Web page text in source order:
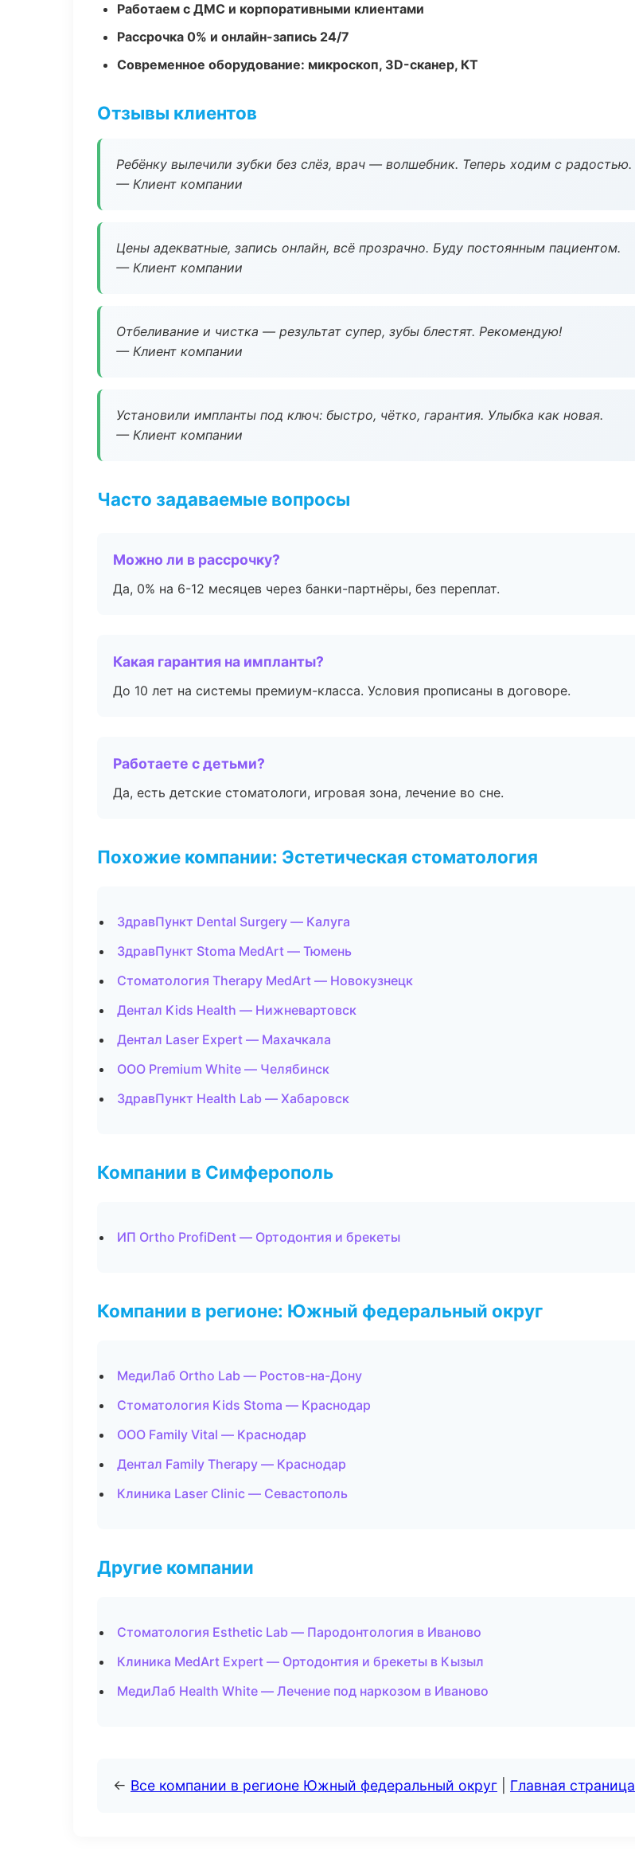
Работаем с ДМС и корпоративными клиентами
Рассрочка 0% и онлайн-запись 24/7
Современное оборудование: микроскоп, 3D-сканер, КТ
Отзывы клиентов
Ребёнку вылечили зубки без слёз, врач — волшебник. Теперь ходим с радостью.
— Клиент компании
Цены адекватные, запись онлайн, всё прозрачно. Буду постоянным пациентом.
— Клиент компании
Отбеливание и чистка — результат супер, зубы блестят. Рекомендую!
— Клиент компании
Установили импланты под ключ: быстро, чётко, гарантия. Улыбка как новая.
— Клиент компании
Часто задаваемые вопросы
Можно ли в рассрочку?
Да, 0% на 6-12 месяцев через банки-партнёры, без переплат.
Какая гарантия на импланты?
До 10 лет на системы премиум-класса. Условия прописаны в договоре.
Работаете с детьми?
Да, есть детские стоматологи, игровая зона, лечение во сне.
Похожие компании: Эстетическая стоматология
ЗдравПункт Dental Surgery — Калуга
ЗдравПункт Stoma MedArt — Тюмень
Стоматология Therapy MedArt — Новокузнецк
Дентал Kids Health — Нижневартовск
Дентал Laser Expert — Махачкала
ООО Premium White — Челябинск
ЗдравПункт Health Lab — Хабаровск
Компании в Симферополь
ИП Ortho ProfiDent — Ортодонтия и брекеты
Компании в регионе: Южный федеральный округ
МедиЛаб Ortho Lab — Ростов-на-Дону
Стоматология Kids Stoma — Краснодар
ООО Family Vital — Краснодар
Дентал Family Therapy — Краснодар
Клиника Laser Clinic — Севастополь
Другие компании
Стоматология Esthetic Lab — Пародонтология в Иваново
Клиника MedArt Expert — Ортодонтия и брекеты в Кызыл
МедиЛаб Health White — Лечение под наркозом в Иваново
← Все компании в регионе Южный федеральный округ Главная страница